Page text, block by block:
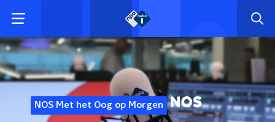
NOS Met het Oog op Morgen